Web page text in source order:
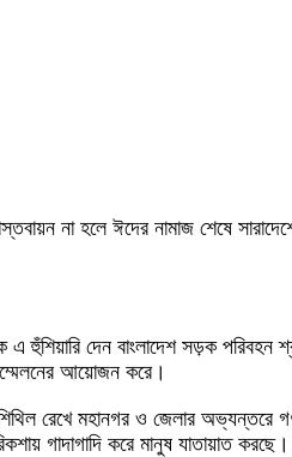
না হলে ঈদের নামাজ শেষে
দেন বাংলাদেশ সড়ক পরিবহন
আয়োজন করে।
রেখে মহানগর ও জেলার অভ্যন্তরে
গাদাগাদি করে মানুষ যাতায়াত